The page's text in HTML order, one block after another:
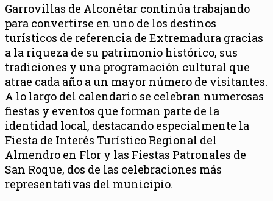
Garrovillas de Alconétar continúa trabajando
para convertirse en uno de los destinos
turísticos de referencia de Extremadura gracias
a la riqueza de su patrimonio histórico, sus
tradiciones y una programación cultural que
atrae cada año a un mayor número de visitantes.
A lo largo del calendario se celebran numerosas
fiestas y eventos que forman parte de la
identidad local, destacando especialmente la
Fiesta de Interés Turístico Regional del
Almendro en Flor y las Fiestas Patronales de
San Roque, dos de las celebraciones más
representativas del municipio.